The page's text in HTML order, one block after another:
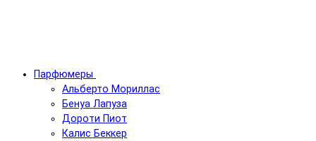
Парфюмеры
Альберто Мориллас
Бенуа Лапуза
Дороти Пиот
Калис Беккер